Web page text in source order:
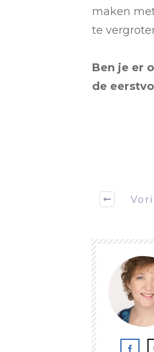
maken
te
Ben je er
de